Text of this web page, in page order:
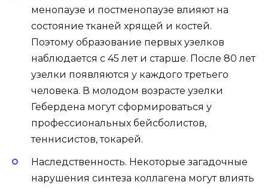
менопаузе и постменопаузе влияют на
состояние тканей хрящей и костей.
Поэтому образование первых узелков
наблюдается с 45 лет и старше. После 80 лет
узелки появляются у каждого третьего
человека. В молодом возрасте узелки
Гебердена могут сформироваться у
профессиональных бейсболистов,
теннисистов, токарей.
Наследственность. Некоторые загадочные
нарушения синтеза коллагена могут влиять